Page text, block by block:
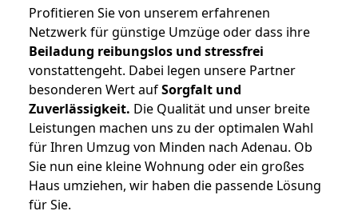
Profitieren Sie von unserem erfahrenen
Netzwerk für günstige Umzüge oder dass ihre
Beiladung reibungslos und stressfrei
vonstattengeht. Dabei legen unsere Partner
besonderen Wert aufSorgfalt und
Zuverlässigkeit. Die Qualität und unser breite
Leistungen machen uns zu der optimalen Wahl
für Ihren Umzug von Minden nach Adenau. Ob
Sie nun eine kleine Wohnung oder ein großes
Haus umziehen, wir haben die passende Lösung
für Sie.